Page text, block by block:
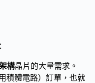
構晶片的大量需求。
積體電路）訂單，也就